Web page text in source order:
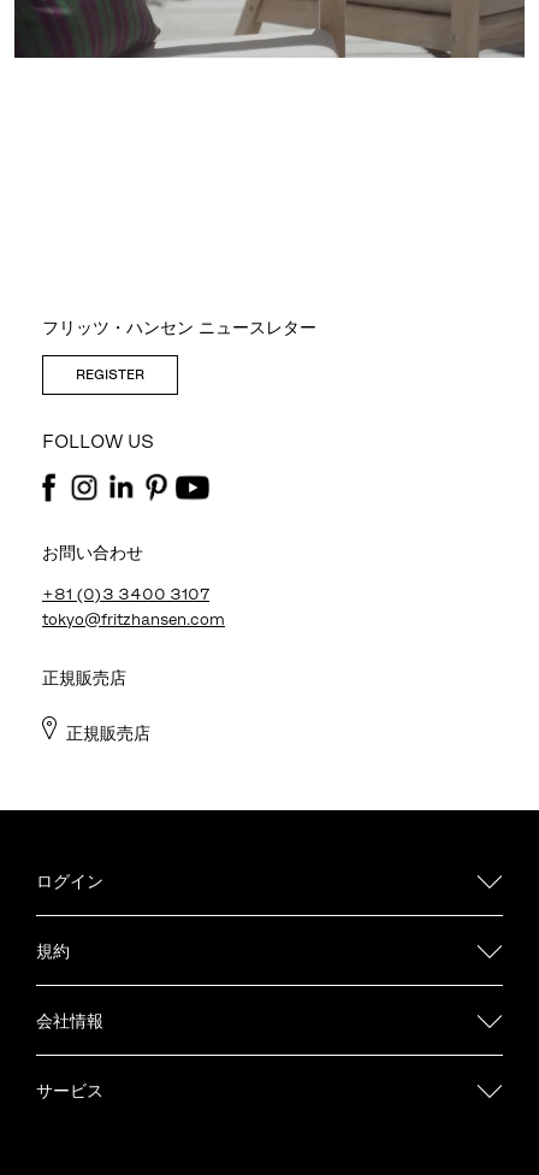
フリッツ・ハンセン ニュースレター
REGISTER
FOLLOW US
お問い合わせ
+81 (0)3 3400 3107
tokyo@fritzhansen.com
正規販売店
正規販売店
ログイン
規約
会社情報
サービス